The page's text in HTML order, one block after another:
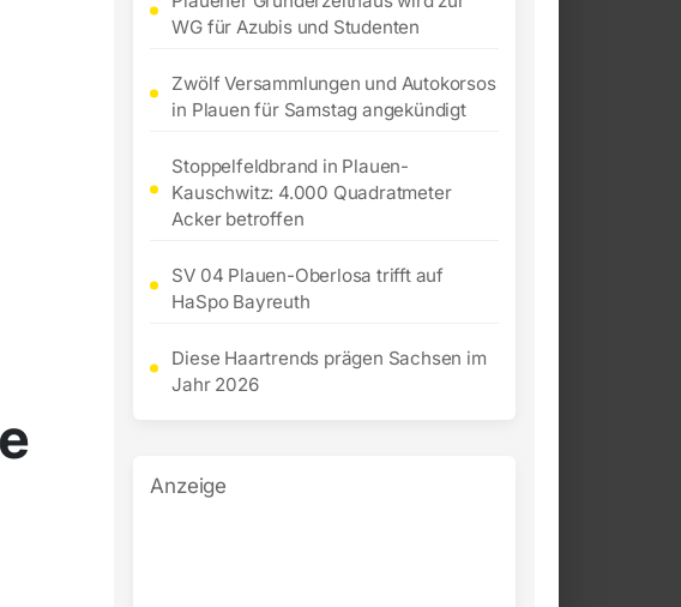
WG für Azubis und Studenten
Zwölf Versammlungen und Autokorsos
in Plauen für Samstag angekündigt
Stoppelfeldbrand in Plauen-
Kauschwitz: 4.000 Quadratmeter
Acker betroffen
SV 04 Plauen-Oberlosa trifft auf
HaSpo Bayreuth
Diese Haartrends prägen Sachsen im
Jahr 2026
Anzeige